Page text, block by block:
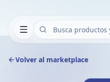
Volver al marketplace